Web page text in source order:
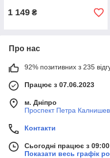
1 149 ₴
Про нас
92% позитивних з 235
Працює з 07.06.2023
м. Дніпро
Проспект Петра
Контакти
Сьогодні працює з
Показати весь графік